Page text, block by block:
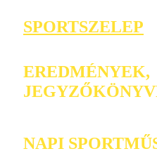
SPORTSZELEP
EREDMÉNYEK,
NAPI